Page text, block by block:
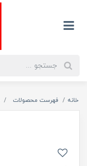
خانه فهرست محصولات